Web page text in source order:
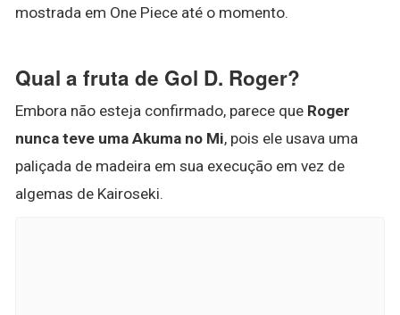
mostrada em One Piece até o momento.
Qual a fruta de Gol D. Roger?
Embora não esteja confirmado, parece que Roger
nunca teve uma Akuma no Mi, pois ele usava uma
paliçada de madeira em sua execução em vez de
algemas de Kairoseki.